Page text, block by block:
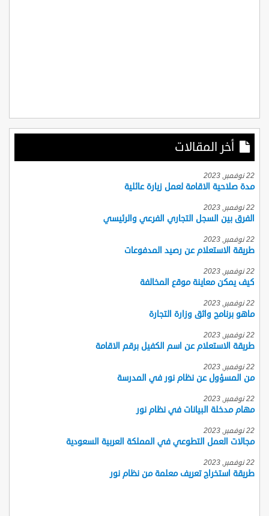
أخر المقالات
22 نوفمبر, 2023
مدة صلاحية الاقامة لعمل زيارة عائلية
22 نوفمبر, 2023
الفرق بين السجل التجاري الفرعي والرئيسي
22 نوفمبر, 2023
طريقة الاستعلام عن رصيد المدفوعات
22 نوفمبر, 2023
كيف يمكن معاينة موقع المخالفة
22 نوفمبر, 2023
ماهو برنامج واثق وزارة التجارة
22 نوفمبر, 2023
طريقة الاستعلام عن اسم الكفيل برقم الاقامة
22 نوفمبر, 2023
من المسؤول عن نظام نور في المدرسة
22 نوفمبر, 2023
مهام مدخلة البيانات في نظام نور
22 نوفمبر, 2023
مجالات العمل التطوعي في المملكة العربية السعودية
22 نوفمبر, 2023
طريقة استخراج تعريف معلمة من نظام نور